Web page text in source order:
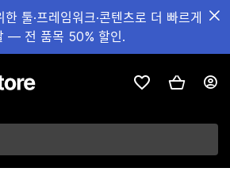
툴·프레임워크·콘텐츠로 더 빠르게
— 전 품목 50% 할인.